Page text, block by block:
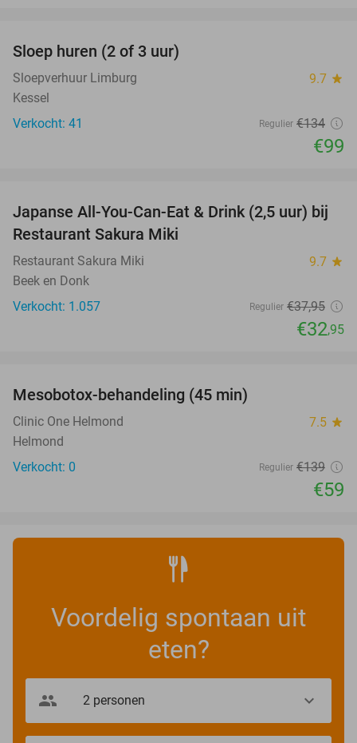
Sloep huren (2 of 3 uur)
Sloepverhuur Limburg 9.7 star
Kessel
Verkocht: 41
Regulier €134
€99
13%
Japanse All-You-Can-Eat & Drink (2,5 uur) bij
Restaurant Sakura Miki
Restaurant Sakura Miki 9.7 star
Beek en Donk
Verkocht: 1.057
Regulier €37,95
€32,95
TODAY
Mesobotox-behandeling (45 min)
Clinic One Helmond 7.5 star
Helmond
Verkocht: 0
Regulier €139
€59
Voordelig spontaan uit
eten?